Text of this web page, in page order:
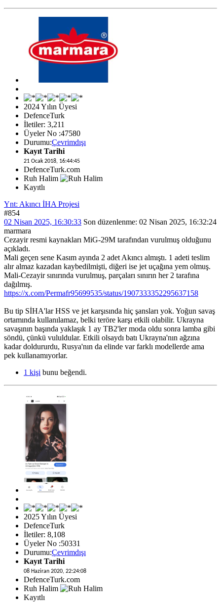
2024 Yılın Üyesi
DefenceTurk
İletiler: 3,211
Üyeler No :47580
Durumu:Çevrimdışı
Kayıt Tarihi
21 Ocak 2018, 16:44:45
DefenceTurk.com
Ruh Halim
Kayıtlı
Ynt: Akıncı İHA Projesi
#854
02 Nisan 2025, 16:30:33 Son düzenlenme: 02 Nisan 2025, 16:32:24
marmara
Cezayir resmi kaynakları MiG-29M tarafından vurulmuş olduğunu
açıkladı.
Mali geçen sene Kasım ayında 2 adet Akıncı almıştı. 1 adeti teslim
alır almaz kazadan kaybedilmişti, diğeri ise jet uçağına yem olmuş.
Mali-Cezayir sınırında vurulmuş, parçaları sınırın her 2 tarafına
dağılmış.
https://x.com/Permafr95699535/status/1907333352295637158
Bu tip SİHA'lar HSS ve jet karşısında hiç şansları yok. Yoğun savaş
ortamında kullanılamaz, belki teröre karşı etkili olabilir. Ukrayna
savaşının başında yaklaşık 1 ay TB2'ler moda oldu sonra lamba gibi
söndü, çünkü vululdular. Etkili olsaydı batı Ukrayna'nın ağzına
kadar doldururdu, Rusya'nın da elinde var farklı modellerde ama
pek kullanamıyorlar.
1 kişi bunu beğendi.
2025 Yılın Üyesi
DefenceTurk
İletiler: 8,108
Üyeler No :50331
Durumu:Çevrimdışı
Kayıt Tarihi
08 Haziran 2020, 22:24:08
DefenceTurk.com
Ruh Halim
Kayıtlı